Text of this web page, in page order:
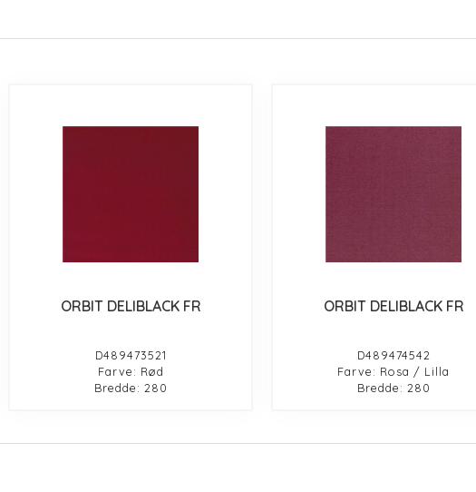
ORBIT DELIBLACK FR
D489473521
Farve: Rød
Bredde: 280
ORBIT DELIBLACK FR
D489474542
Farve: Rosa / Lilla
Bredde: 280